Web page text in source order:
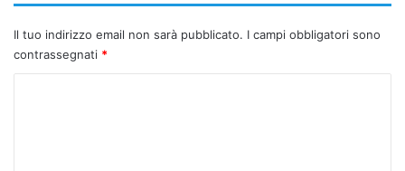
nazioni amiche.
Il tuo indirizzo email non sarà pubblicato. I campi obbligatori sono
contrassegnati *